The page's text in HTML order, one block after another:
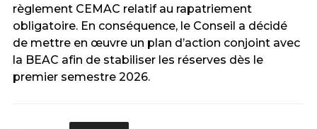
règlement CEMAC relatif au rapatriement
obligatoire. En conséquence, le Conseil a décidé
de mettre en œuvre un plan d’action conjoint avec
la BEAC afin de stabiliser les réserves dès le
premier semestre 2026.